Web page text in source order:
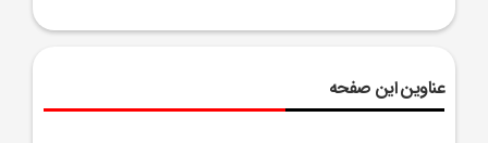
عناوین این صفحه